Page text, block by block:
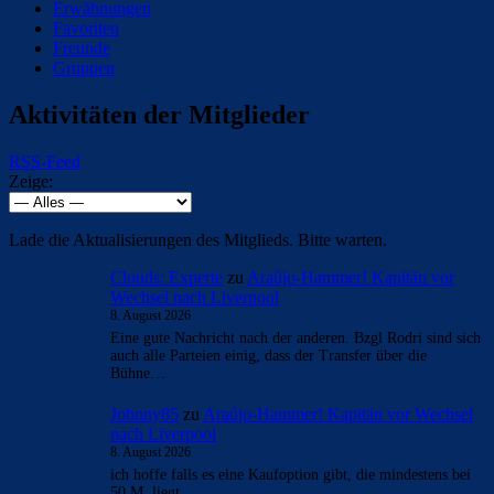
Erwähnungen
Favoriten
Freunde
Gruppen
Aktivitäten der Mitglieder
RSS-Feed
Zeige:
Lade die Aktualisierungen des Mitglieds. Bitte warten.
Clouds: Experte zu Araújo-Hammer! Kapitän vor
Wechsel nach Liverpool
8. August 2026
Eine gute Nachricht nach der anderen. Bzgl Rodri sind sich
auch alle Parteien einig, dass der Transfer über die
Bühne…
Johnny85 zu Araújo-Hammer! Kapitän vor Wechsel
nach Liverpool
8. August 2026
ich hoffe falls es eine Kaufoption gibt, die mindestens bei